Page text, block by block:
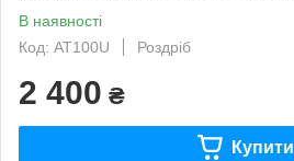
В наявності
Код: AT100U
Роздріб
2 400 ₴
Купити